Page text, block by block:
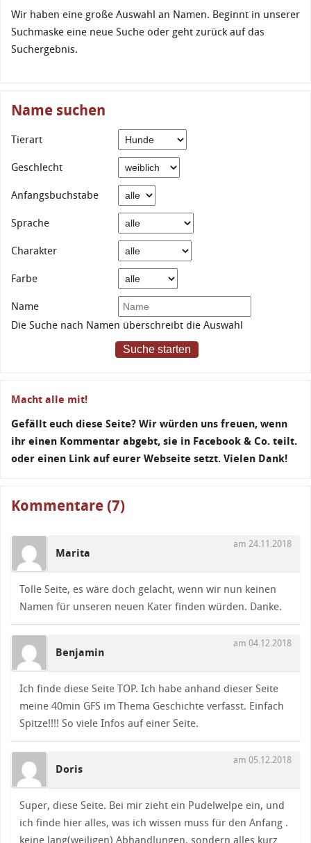
Wir haben eine große Auswahl an Namen. Beginnt in unserer
Suchmaske eine neue Suche oder geht zurück auf das
Suchergebnis.
Name suchen
Tierart
Geschlecht
Anfangsbuchstabe
Sprache
Charakter
Farbe
Name
Die Suche nach Namen überschreibt die Auswahl
Suche starten
Macht alle mit!
Gefällt euch diese Seite? Wir würden uns freuen, wenn
ihr einen Kommentar abgebt, sie in Facebook & Co. teilt.
oder einen Link auf eurer Webseite setzt. Vielen Dank!
Kommentare (7)
Marita
am 24.11.2018
Tolle Seite, es wäre doch gelacht, wenn wir nun keinen
Namen für unseren neuen Kater finden würden. Danke.
Benjamin
am 04.12.2018
Ich finde diese Seite TOP. Ich habe anhand dieser Seite
meine 40min GFS im Thema Geschichte verfasst. Einfach
Spitze!!!! So viele Infos auf einer Seite.
Doris
am 05.12.2018
Super, diese Seite. Bei mir zieht ein Pudelwelpe ein, und
ich finde hier alles, was ich wissen muss für den Anfang .
keine lang(weiligen) Abhandlungen, sondern alles kurz